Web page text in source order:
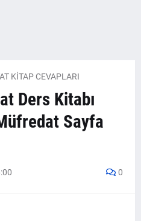
KİTAP CEVAPLARI
Ders Kitabı
Sayfa
0